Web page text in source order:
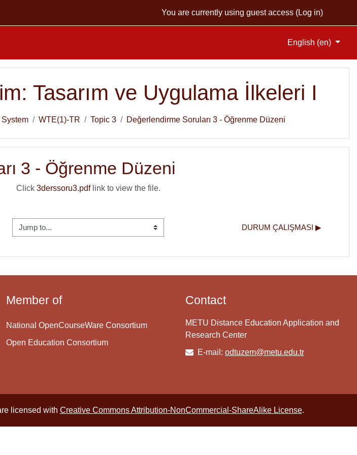
You are currently using guest access (Log in)
English ‎(en)‎
Tasarım ve Uygulama İlkeleri I
System WTE(1)-TR Topic 3 Değerlendirme Soruları 3 - Öğrenme Düzeni
3 - Öğrenme Düzeni
Click 3derssoru3.pdflink to view the file.
to... DURUM ÇALIŞMASI ▶︎
Member of
National OpenCourseWare Consortium
Open Education Consortium
Contact
METU Distance Education Application and
Research Center
E-mail: odtuzem@metu.edu.tr
licensed with Creative Commons Attribution-NonCommercial-ShareAlike License.